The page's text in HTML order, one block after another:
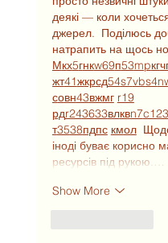
деякі — коли
джерел.  Поділюсь
натрапить на щось
Мкх5гнкw69п53mpкг
жт41жкрсд54s7vbs4
совн43вжмг r19
рдr243633влквn7c123
т3538пдпс кмол
іноді буває корисно
ресурсів під рукою.…
Show More